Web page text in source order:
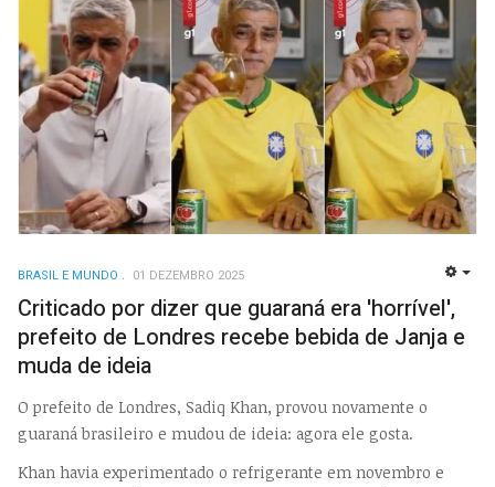
BRASIL E MUNDO 01 DEZEMBRO 2025
Criticado por dizer que guaraná era 'horrível',
prefeito de Londres recebe bebida de Janja e
muda de ideia
O prefeito de Londres, Sadiq Khan, provou novamente o
guaraná brasileiro e mudou de ideia: agora ele gosta.
Khan havia experimentado o refrigerante em novembro e